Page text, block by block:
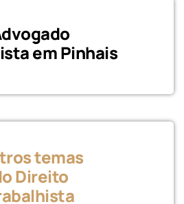
em Pinhais
temas
Direito